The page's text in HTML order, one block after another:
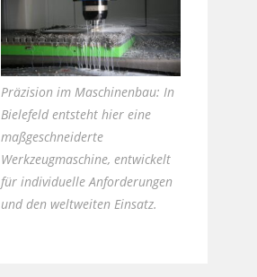
Präzision im Maschinenbau: In
Bielefeld entsteht hier eine
maßgeschneiderte
Werkzeugmaschine, entwickelt
für individuelle Anforderungen
und den weltweiten Einsatz.